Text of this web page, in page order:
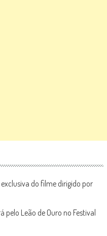
do filme dirigido por
Leão de Ouro no Festival